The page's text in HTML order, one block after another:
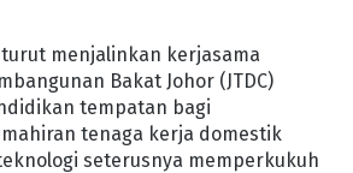
menjalinkan kerjasama
Bakat Johor (JTDC)
tempatan bagi
tenaga kerja domestik
seterusnya memperkukuh